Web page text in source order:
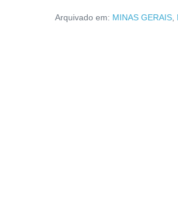
Arquivado em: MINAS GERAIS,